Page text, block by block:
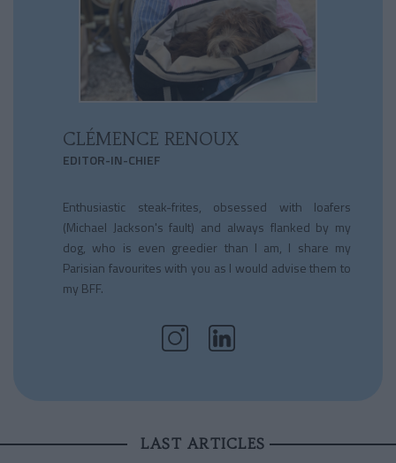
CLÉMENCE RENOUX
EDITOR-IN-CHIEF
Enthusiastic steak-frites, obsessed with loafers
(Michael Jackson's fault) and always flanked by my
dog, who is even greedier than I am, I share my
Parisian favourites with you as I would advise them to
my BFF.
LAST ARTICLES